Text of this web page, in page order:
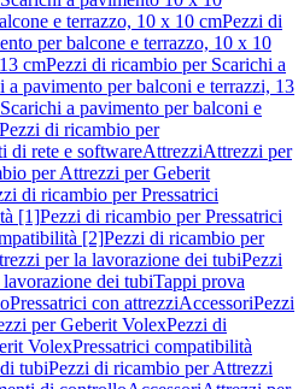
e terrazzo, 10 x 10 cmPezzi di
per balcone e terrazzo, 10 x 10
cmPezzi di ricambio per Scarichi a
a pavimento per balconi e terrazzi, 13
a pavimento per balconi e
Pezzi di ricambio per
di rete e softwareAttrezziAttrezzi per
per Attrezzi per Geberit
di ricambio per Pressatrici
[1]Pezzi di ricambio per Pressatrici
[2]Pezzi di ricambio per
per la lavorazione dei tubiPezzi
dei tubiTappi prova
Pressatrici con attrezziAccessoriPezzi
per Geberit VolexPezzi di
VolexPressatrici compatibilità
tubiPezzi di ricambio per Attrezzi